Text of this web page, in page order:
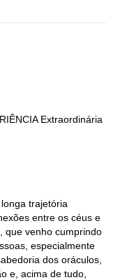
Extraordinária
trajetória
entre os céus e
que venho cumprindo
especialmente
dos oráculos,
e, acima de tudo,